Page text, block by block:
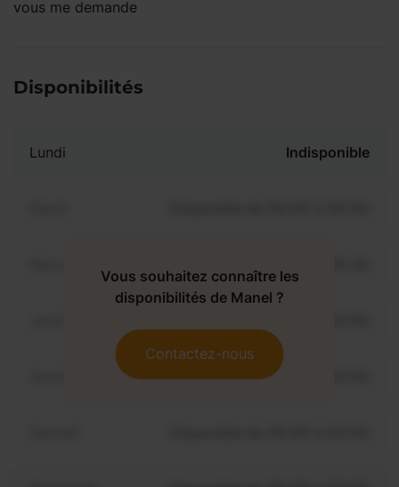
vous me demande
Disponibilités
Lundi Indisponible
Disponible de 00:00 à 00:00
Vous souhaitez connaître les
disponibilités de Manel ?
Contactez-nous